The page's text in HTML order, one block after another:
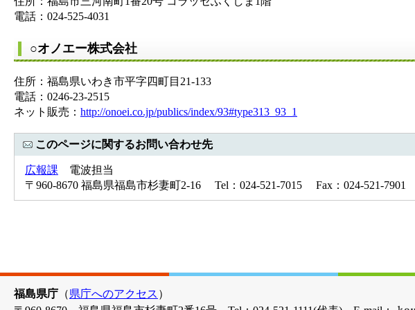
電話：024-525-4031
○オノエー株式会社
住所：福島県いわき市平字四町目21-133
電話：0246-23-2515
ネット販売： http://onoei.co.jp/publics/index/93#type313_93_1
このページに関するお問い合わせ先
広報課 電波担当
〒960-8670 福島県福島市杉妻町2-16 Tel：024-521-7015 Fax：024-521-7901
福島県庁 （県庁へのアクセス ）